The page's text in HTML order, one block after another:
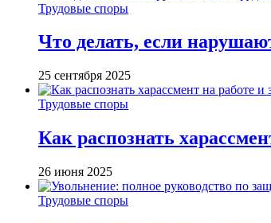
Трудовые споры
Что делать, если
25 сентября 2025
Трудовые споры
Как распознать
26 июня 2025
Трудовые споры